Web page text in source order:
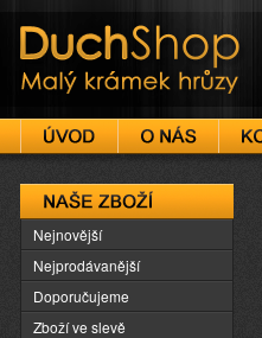
DuchShop
Naše zboží
Nejnovější
Nejprodávanější
Doporučujeme
Zboží ve slevě